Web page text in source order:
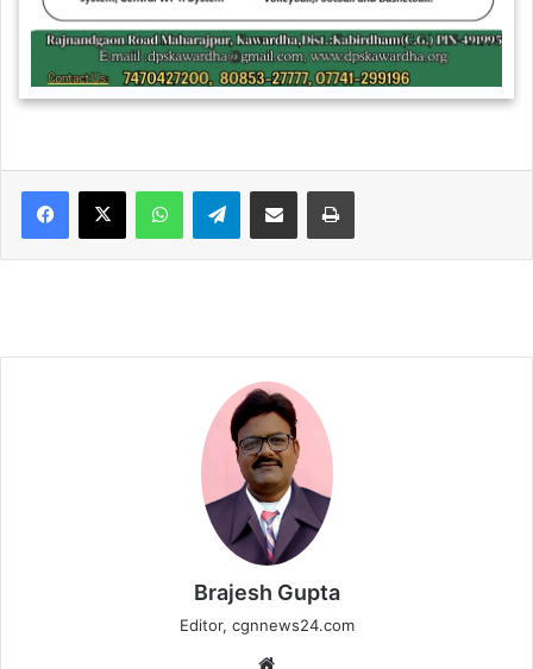
WhatsAppTelegramShare via Email Print
Brajesh Gupta
Editor, cgnnews24.com